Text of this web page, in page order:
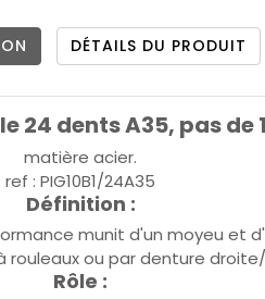
DÉTAILS DU PRODUIT
24 dents A35, pas de
matière acier.
ref : PIG10B1/24A35
Définition :
munit d'un moyeu et
ou par denture
Rôle :